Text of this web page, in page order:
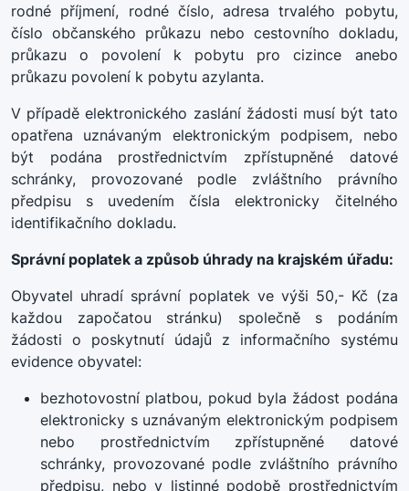
rodné příjmení, rodné číslo, adresa trvalého pobytu,
číslo občanského průkazu nebo cestovního dokladu,
průkazu o povolení k pobytu pro cizince anebo
průkazu povolení k pobytu azylanta.
V případě elektronického zaslání žádosti musí být tato
opatřena uznávaným elektronickým podpisem, nebo
být podána prostřednictvím zpřístupněné datové
schránky, provozované podle zvláštního právního
předpisu s uvedením čísla elektronicky čitelného
identifikačního dokladu.
Správní poplatek a způsob úhrady na krajském úřadu:
Obyvatel uhradí správní poplatek ve výši 50,- Kč (za
každou započatou stránku) společně s podáním
žádosti o poskytnutí údajů z informačního systému
evidence obyvatel:
bezhotovostní platbou, pokud byla žádost podána
elektronicky s uznávaným elektronickým podpisem
nebo prostřednictvím zpřístupněné datové
schránky, provozované podle zvláštního právního
předpisu, nebo v listinné podobě prostřednictvím